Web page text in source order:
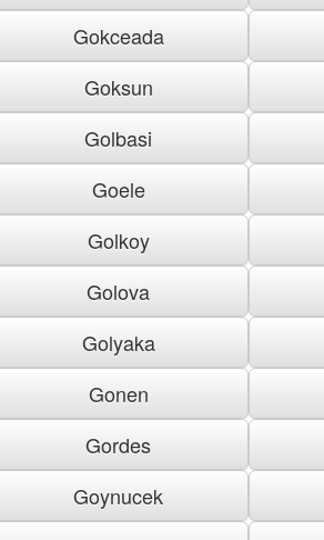
Gokceada
Goksun
Golbasi
Goele
Golkoy
Golova
Golyaka
Gonen
Gordes
Goynucek